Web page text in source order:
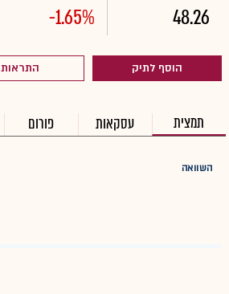
48.26
-1.65%
הוסף לתיק התראות
תמצית עסקאות פורום
השוואה